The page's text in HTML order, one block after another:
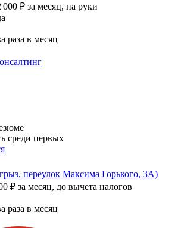
000 ₽ за месяц, на руки
раза в месяц
среди первых
переулок Максима Горького, 3А)
₽ за месяц, до вычета налогов
раза в месяц